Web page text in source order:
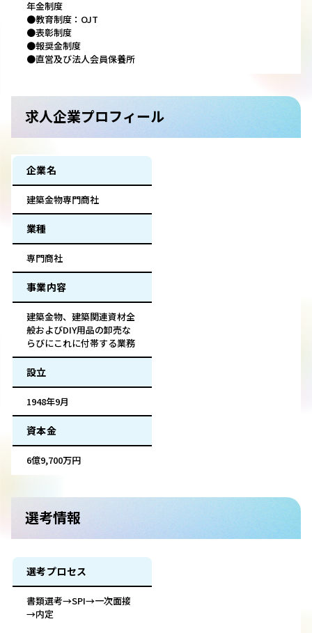
年金制度
●教育制度：OJT
●表彰制度
●報奨金制度
●直営及び法人会員保養所
求人企業プロフィール
企業名
建築金物専門商社
業種
専門商社
事業内容
建築金物、建築関連資材全
般およびDIY用品の卸売な
らびにこれに付帯する業務
設立
1948年9月
資本金
6億9,700万円
選考情報
選考プロセス
書類選考→SPI→一次面接
→内定